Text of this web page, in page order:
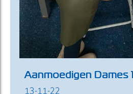
Aanmoedigen Dames 1
13-11-22